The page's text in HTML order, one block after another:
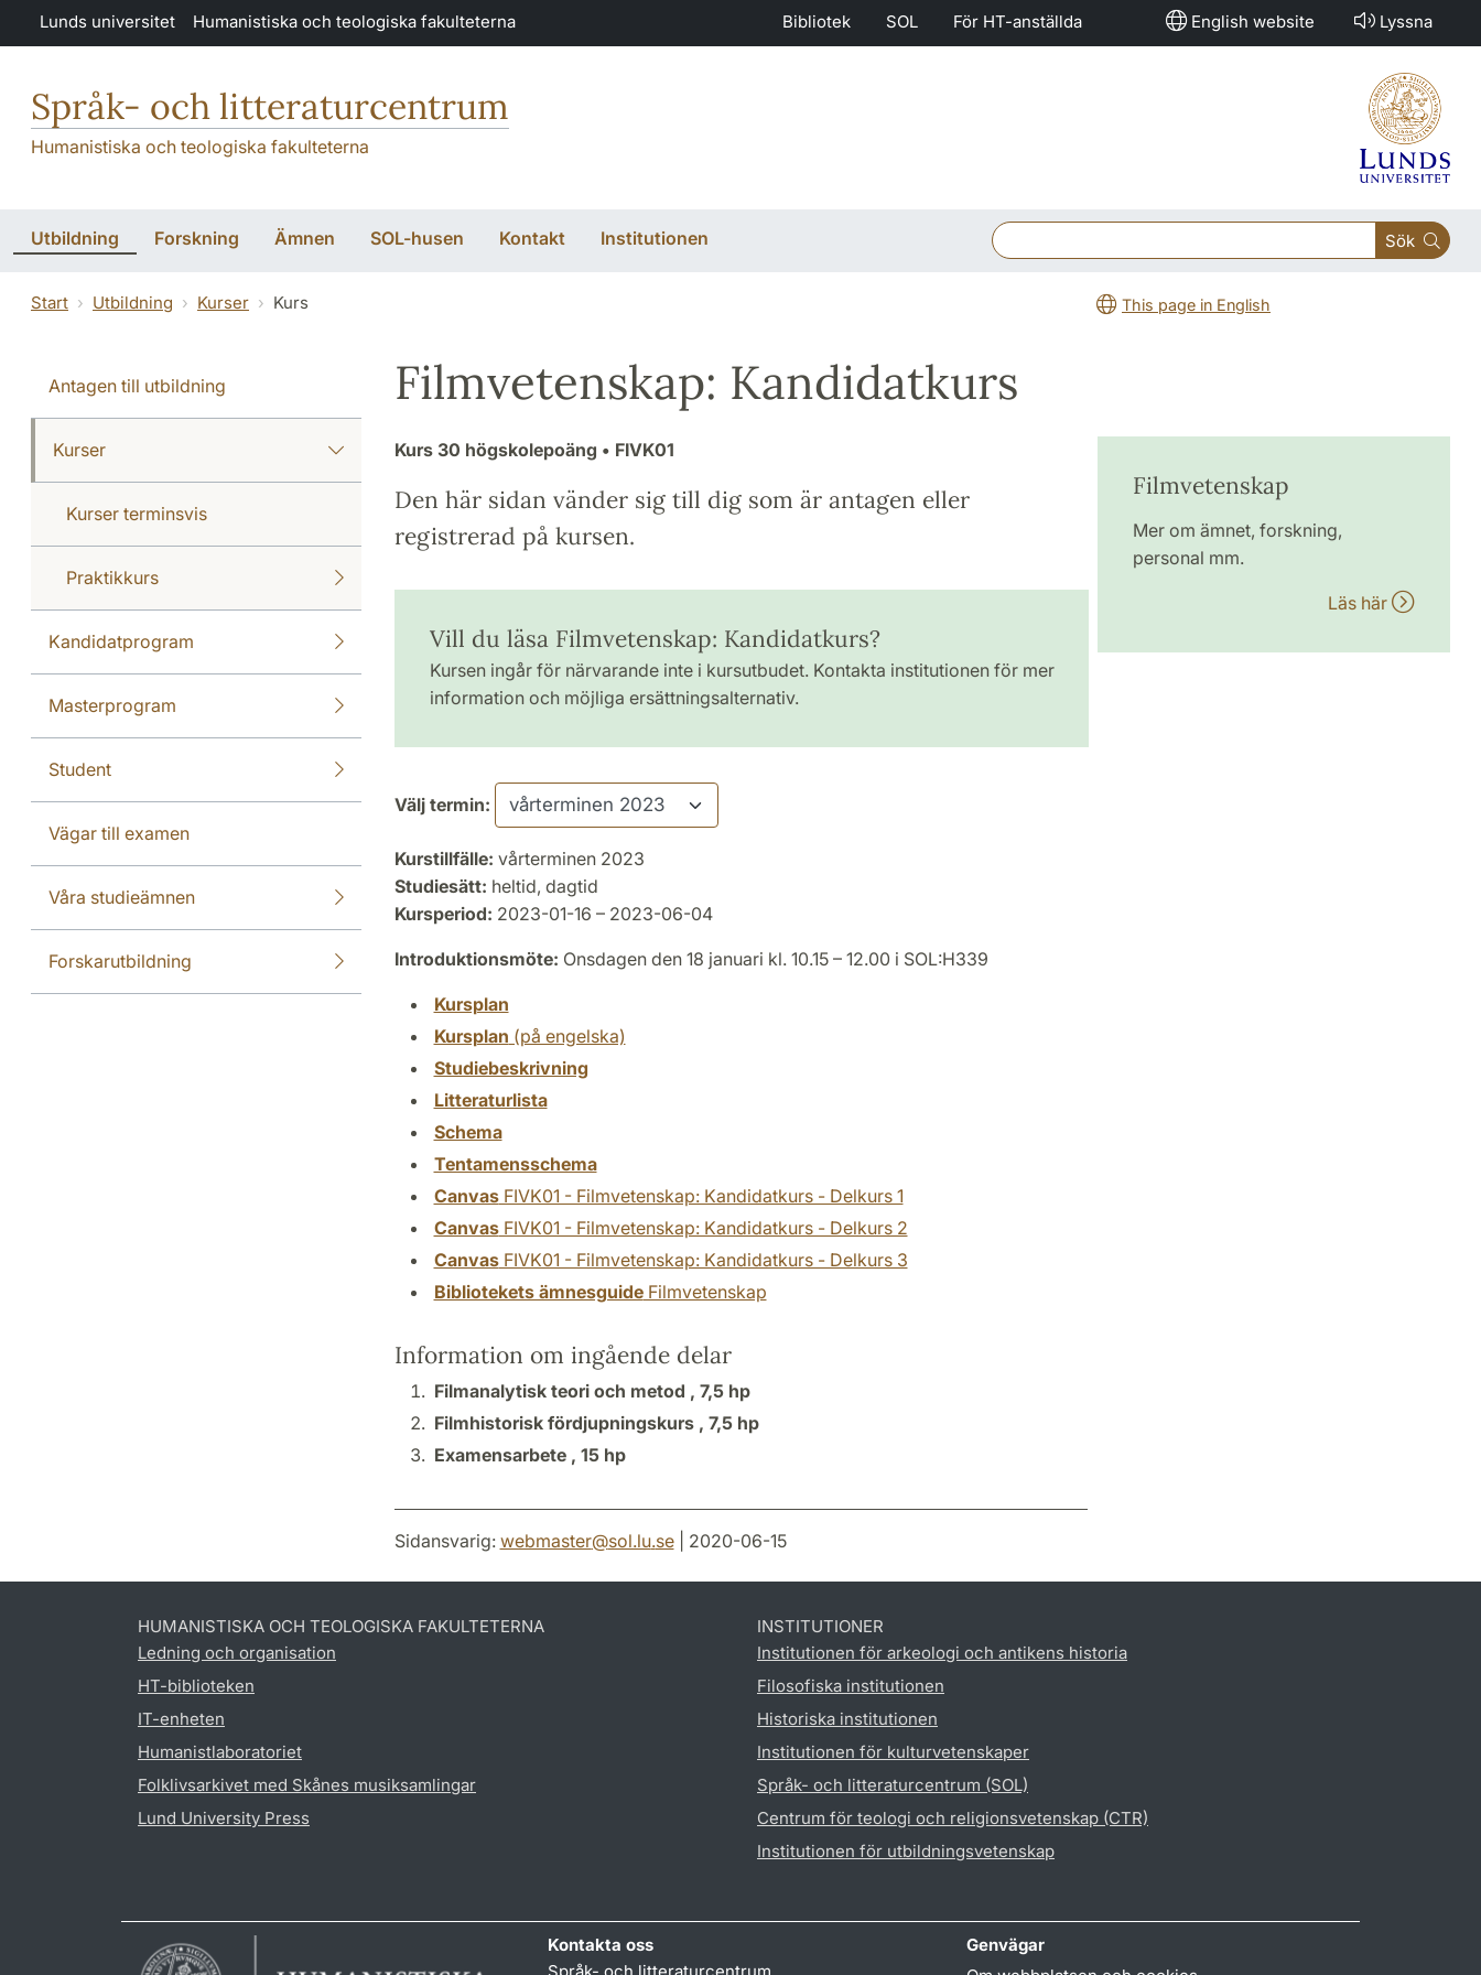
Hoppa till huvudinnehåll
Lunds universitet Humanistiska och teologiska fakulteterna Bibliotek SOL För HT-anställda English website Lyssna
Språk- och litteraturcentrum
Humanistiska och teologiska fakulteterna
Utbildning Forskning Ämnen SOL-husen Kontakt Institutionen Sök
Start Utbildning Kurser Kurs This page in English
Antagen till utbildning
Kurser
Kurser terminsvis
Praktikkurs
Kandidatprogram
Masterprogram
Student
Vägar till examen
Våra studieämnen
Forskarutbildning
Filmvetenskap: Kandidatkurs
Kurs 30 högskolepoäng • FIVK01
Den här sidan vänder sig till dig som är antagen eller
registrerad på kursen.
Vill du läsa Filmvetenskap: Kandidatkurs?
Kursen ingår för närvarande inte i kursutbudet. Kontakta institutionen för mer
information och möjliga ersättningsalternativ.
Välj termin:
Kurstillfälle: vårterminen 2023
Studiesätt: heltid, dagtid
Kursperiod: 2023-01-16 – 2023-06-04
Introduktionsmöte: Onsdagen den 18 januari kl. 10.15 – 12.00 i SOL:H339
Kursplan
Kursplan (på engelska)
Studiebeskrivning
Litteraturlista
Schema
Tentamensschema
CanvasFIVK01 - Filmvetenskap: Kandidatkurs - Delkurs 1
CanvasFIVK01 - Filmvetenskap: Kandidatkurs - Delkurs 2
CanvasFIVK01 - Filmvetenskap: Kandidatkurs - Delkurs 3
Bibliotekets ämnesguideFilmvetenskap
Information om ingående delar
Filmanalytisk teori och metod , 7,5 hp
Filmhistorisk fördjupningskurs , 7,5 hp
Examensarbete , 15 hp
Filmvetenskap
Mer om ämnet, forskning,
personal mm.
Läs här
Sidansvarig: webmaster@sol.lu.se| 2020-06-15
HUMANISTISKA OCH TEOLOGISKA FAKULTETERNA
Ledning och organisation
HT-biblioteken
IT-enheten
Humanistlaboratoriet
Folklivsarkivet med Skånes musiksamlingar
Lund University Press
INSTITUTIONER
Institutionen för arkeologi och antikens historia
Filosofiska institutionen
Historiska institutionen
Institutionen för kulturvetenskaper
Språk- och litteraturcentrum (SOL)
Centrum för teologi och religionsvetenskap (CTR)
Institutionen för utbildningsvetenskap
Kontakta oss
Genvägar